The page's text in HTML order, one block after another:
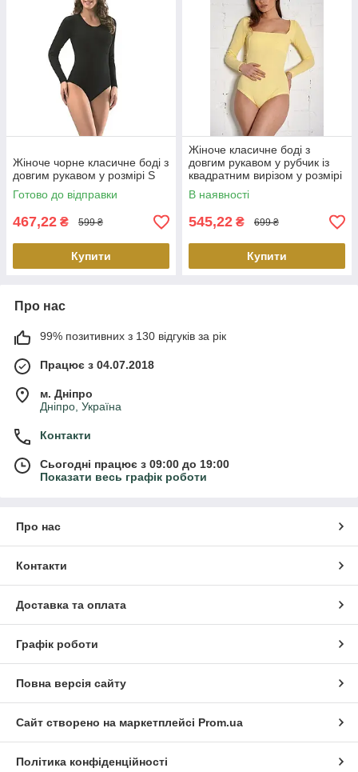
Жіноче чорне класичне боді з
довгим рукавом у розмірі S
Готово до відправки
467,22 ₴ 599 ₴
Купити
Жіноче класичне боді з
довгим рукавом у рубчик із
квадратним вирізом у розмірі
S
В наявності
545,22 ₴ 699 ₴
Купити
Про нас
99% позитивних з 130 відгуків за рік
Працює з 04.07.2018
м. Дніпро
Дніпро, Україна
Контакти
Сьогодні працює з 09:00 до 19:00
Показати весь графік роботи
Про нас
Контакти
Доставка та оплата
Графік роботи
Повна версія сайту
Сайт створено на маркетплейсі Prom.ua
Політика конфіденційності